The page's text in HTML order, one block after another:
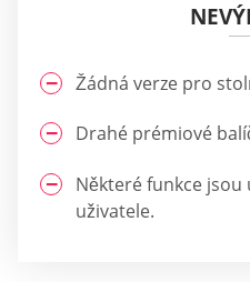
Žádná verze pro
Drahé prémiové
Některé funkce
uživatele.